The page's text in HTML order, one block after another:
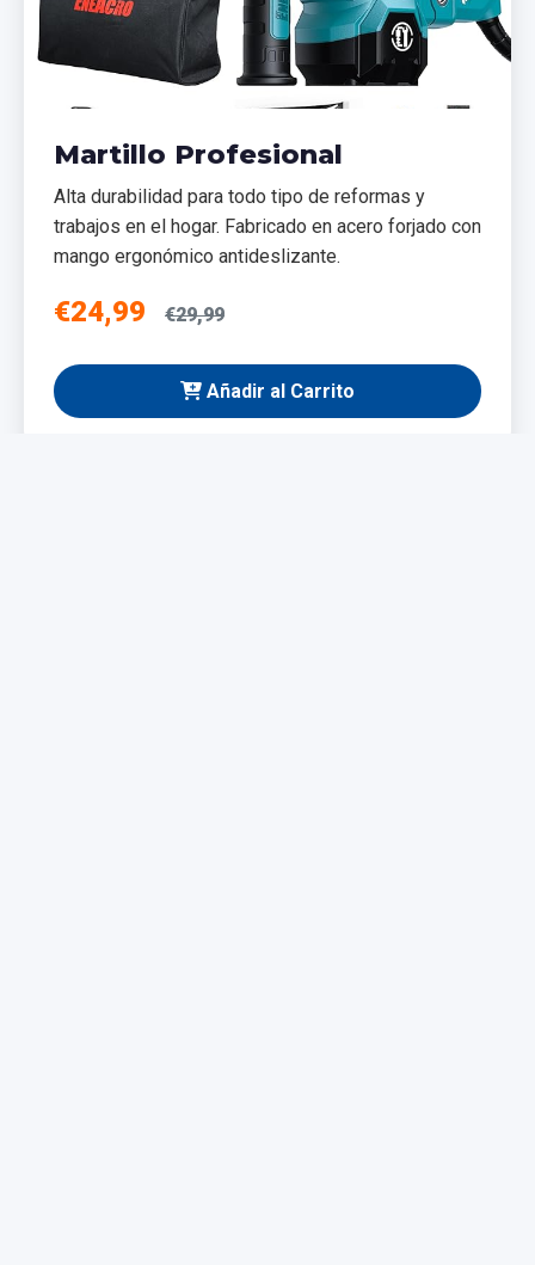
Martillo Profesional
Alta durabilidad para todo tipo de reformas y
trabajos en el hogar. Fabricado en acero forjado con
mango ergonómico antideslizante.
€24,99 €29,99
Añadir al Carrito